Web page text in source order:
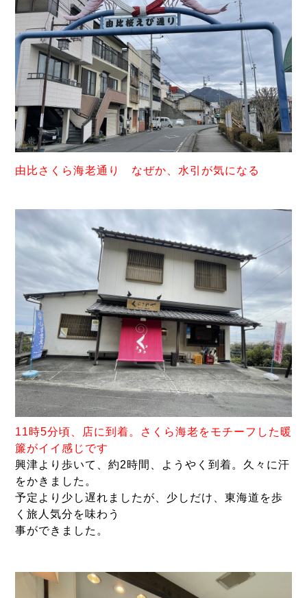
由比さくら海老通り なぜか、水引が気になる
11時5分頃、店に到着。さくら海老をモチーフした暖
簾がイイ感じです
興津より歩いて、約2時間、ようやく到着。久々に汗
をかきました。
予定より少し遅れましたが、少しだけ、東海道を歩
く旅人気分を味わう
事ができました。